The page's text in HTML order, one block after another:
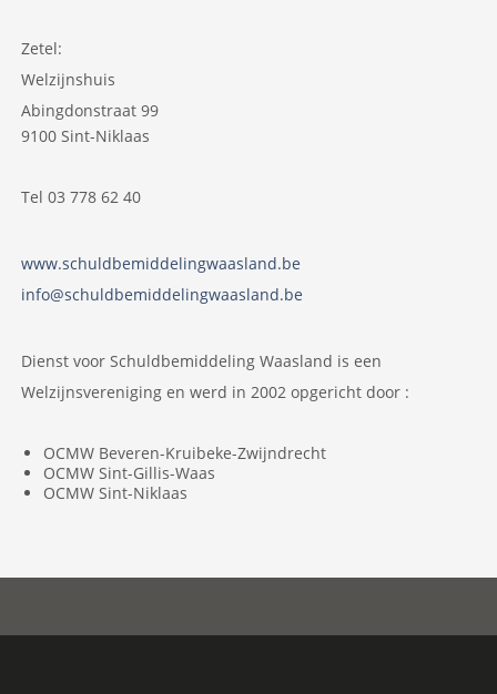
Zetel:
Welzijnshuis
Abingdonstraat 99
9100 Sint-Niklaas
Tel 03 778 62 40
www.schuldbemiddelingwaasland.be
info@schuldbemiddelingwaasland.be
Dienst voor Schuldbemiddeling Waasland is een
Welzijnsvereniging en werd in 2002 opgericht door :
OCMW Beveren-Kruibeke-Zwijndrecht
OCMW Sint-Gillis-Waas
OCMW Sint-Niklaas